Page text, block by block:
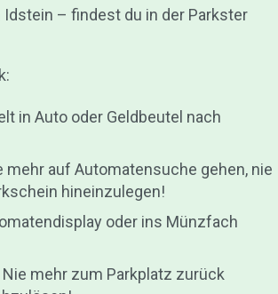
Idstein – findest du in der Parkster
in Auto oder Geldbeutel nach
mehr auf Automatensuche gehen, nie
hineinzulegen!
oder ins Münzfach
Nie mehr zum Parkplatz zurück